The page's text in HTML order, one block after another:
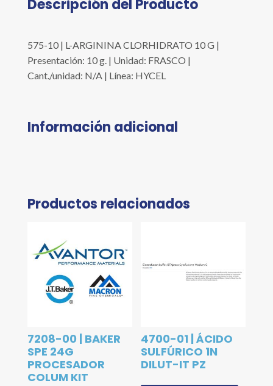
Descripción del Producto
575-10 | L-ARGININA CLORHIDRATO 10 G |
Presentación: 10 g. | Unidad: FRASCO |
Cant./unidad: N/A | Línea: HYCEL
Información adicional
Productos relacionados
7208-00 | BAKER
SPE 24G
PROCESADOR
COLUM KIT
4700-01 | ÁCIDO
SULFÚRICO 1N
DILUT-IT PZ